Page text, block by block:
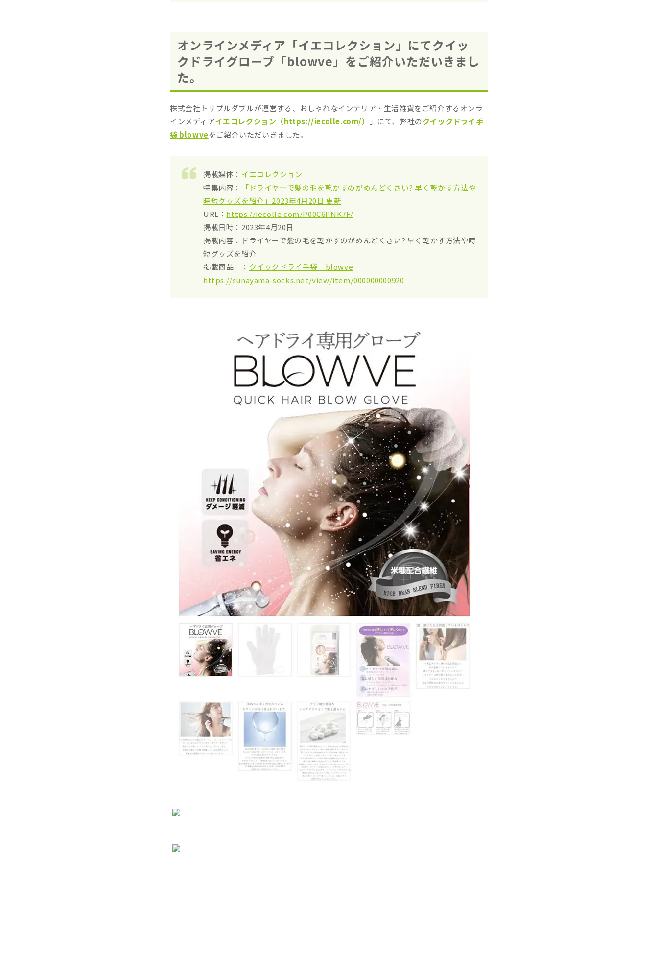
オンラインメディア「イエコレクション」にてクイッ
クドライグローブ「blowve」をご紹介いただいきまし
た。
株式会社トリプルダブルが運営する、おしゃれなインテリア・生活雑貨をご紹介するオンラ
インメディアイエコレクション（https://iecolle.com/） 」にて、弊社のクイックドライ手
袋 blowveをご紹介いただいきました。
掲載媒体： イエコレクション
特集内容：
「ドライヤーで髪の毛を乾かすのがめんどくさい? 早く乾かす方法や
時短グッズを紹介」2023年4月20日 更新
URL： https://iecolle.com/P00C6PNK7F/
掲載日時：2023年4月20日
掲載内容：ドライヤーで髪の毛を乾かすのがめんどくさい? 早く乾かす方法や時
短グッズを紹介
掲載商品 ： クイックドライ手袋 blowve
https://sunayama-socks.net/view/item/000000000920